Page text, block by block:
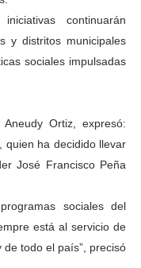
continuarán
y distritos municipales
sociales impulsadas
Ortiz, expresó:
quien ha decidido llevar
José Francisco Peña
sociales del
está al servicio de
todo el país”, precisó